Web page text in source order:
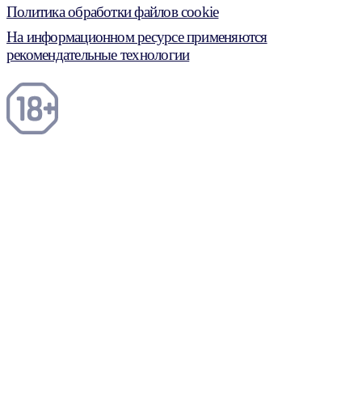
Политика обработки файлов cookie
На информационном ресурсе применяются
рекомендательные технологии